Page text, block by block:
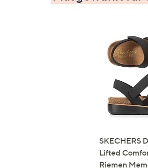
SKECHERS
Lifted
Riemen